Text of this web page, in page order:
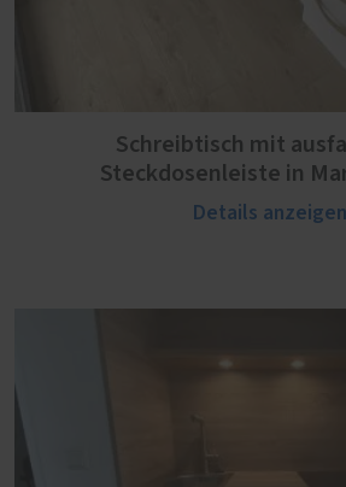
Schreibtisch mit
Steckdosenleiste in
Details anzeigen